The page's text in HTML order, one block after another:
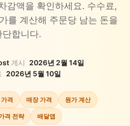
감액을 확인하세요. 수수료,
를 계산해 주문당 남는 돈을
단합니다.
· 게시 2026년 2월 14일
2026년 5월 10일
격 매장 가격 원가 계산
격 전략 배달앱